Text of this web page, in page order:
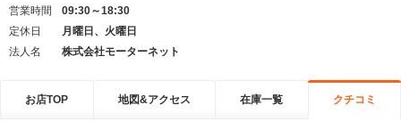
営業時間
09:30～18:30
定休日
月曜日、火曜日
法人名
株式会社モーターネット
お店TOP 地図&アクセス 在庫一覧 クチコミ